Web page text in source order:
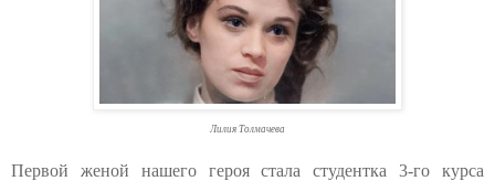
Лилия Толмачева
Первой женой нашего героя стала студентка 3-го курса